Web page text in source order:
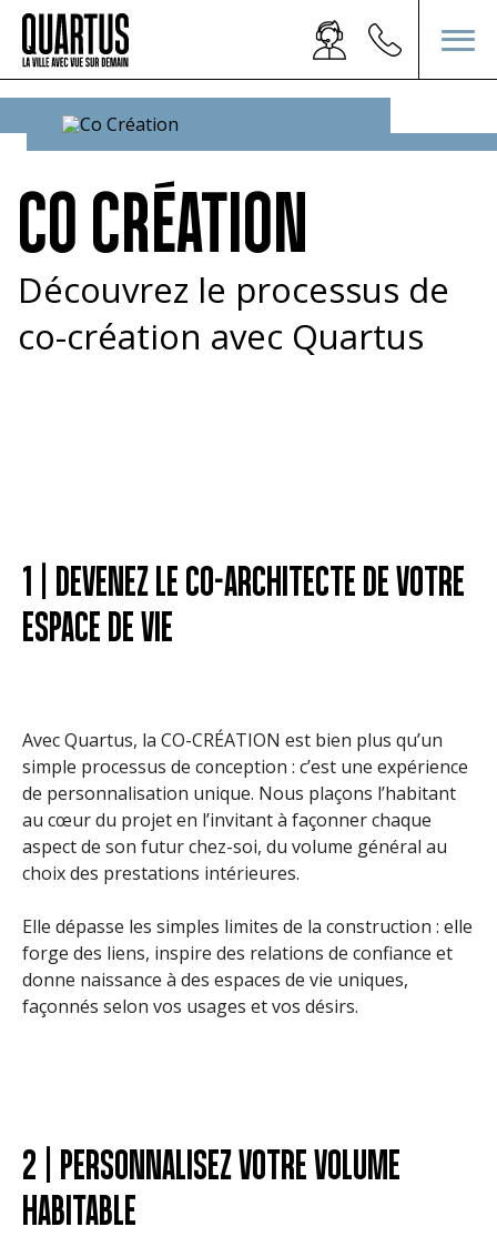
CO CRÉATION
Découvrez le processus de
co-création avec Quartus
1 | DEVENEZ LE CO-ARCHITECTE DE VOTRE
ESPACE DE VIE
Avec Quartus, la CO-CRÉATION est bien plus qu’un
simple processus de conception : c’est une expérience
de personnalisation unique. Nous plaçons l’habitant
au cœur du projet en l’invitant à façonner chaque
aspect de son futur chez-soi, du volume général au
choix des prestations intérieures.
Elle dépasse les simples limites de la construction : elle
forge des liens, inspire des relations de confiance et
donne naissance à des espaces de vie uniques,
façonnés selon vos usages et vos désirs.
2 | PERSONNALISEZ VOTRE VOLUME
HABITABLE